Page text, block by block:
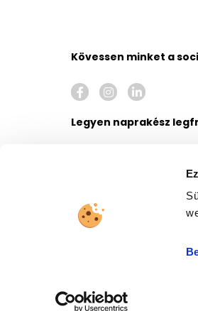
Kövessen minket a
Legyen naprakész
Hozzájárulok ahhoz,